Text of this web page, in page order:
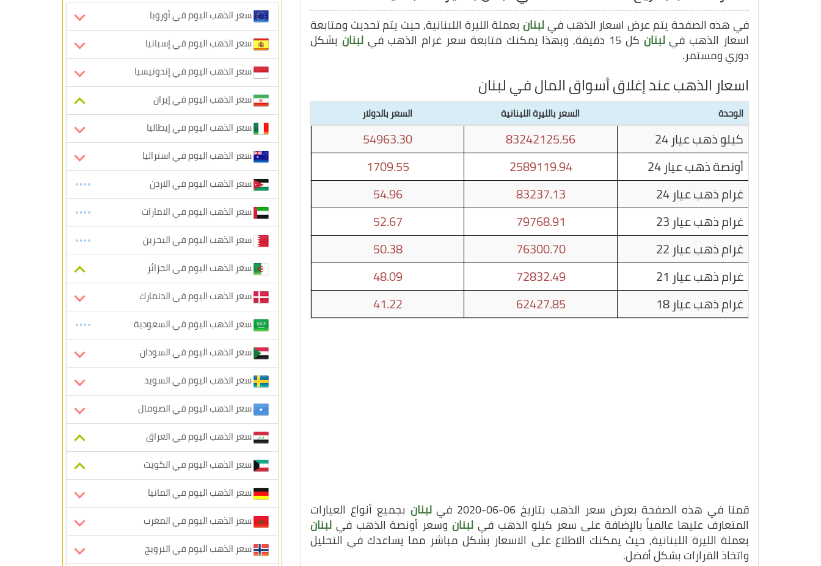
في هذه الصفحة يتم عرض اسعار الذهب فيلبنانبعملة الليرة اللبنانية, حيث يتم تحديث ومتابعة
اسعار الذهب فيلبنان كل 15 دقيقة, وبهذا يمكنك متابعة سعر غرام الذهب في لبنان بشكل
دوري ومستمر.
اسعار الذهب عند إغلاق أسواق المال في لبنان
الوحدة السعر بالليرة اللبنانية السعر بالدولار
كيلو ذهب عيار 24 83242125.56
54963.30
أونصة ذهب عيار 24
2589119.94
1709.55
غرام ذهب عيار 24
83237.13
54.96
غرام ذهب عيار 23
79768.91
52.67
غرام ذهب عيار 22
76300.70
50.38
غرام ذهب عيار 21
72832.49
48.09
غرام ذهب عيار 18
62427.85
41.22
قمنا في هذه الصفحة بعرض سعر الذهب بتاريخ 06-06-2020 في لبنان بجميع أنواع العيارات
المتعارف عليها عالمياً بالإضافة على سعر كيلو الذهب فيلبنان وسعر أونصة الذهب في لبنان
بعملة الليرة اللبنانية, حيث يمكنك الاطلاع على الاسعار بشكل مباشر مما يساعدك في التحليل
واتخاذ القرارات بشكل أفضل.
سعر الذهب اليوم في أوروبا
سعر الذهب اليوم في إسبانيا
سعر الذهب اليوم في إندونيسيا
سعر الذهب اليوم في إيران
سعر الذهب اليوم في إيطاليا
سعر الذهب اليوم في استراليا
سعر الذهب اليوم في الاردن
سعر الذهب اليوم في الامارات
سعر الذهب اليوم في البحرين
سعر الذهب اليوم في الجزائر
سعر الذهب اليوم في الدنمارك
سعر الذهب اليوم في السعودية
سعر الذهب اليوم في السودان
سعر الذهب اليوم في السويد
سعر الذهب اليوم في الصومال
سعر الذهب اليوم في العراق
سعر الذهب اليوم في الكويت
سعر الذهب اليوم في المانيا
سعر الذهب اليوم في المغرب
سعر الذهب اليوم في النرويج